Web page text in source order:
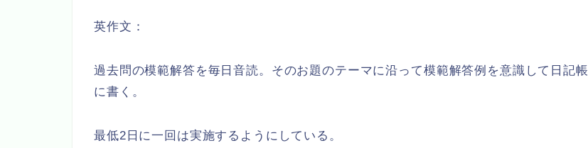
英作文：
過去問の模範解答を毎日音読。そのお題のテーマに沿って模範解答例を意識して日記帳
に書く。
最低2日に一回は実施するようにしている。